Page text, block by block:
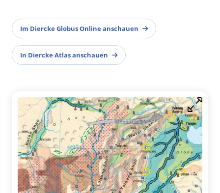
Im Diercke Globus Online anschauen
In Diercke Atlas anschauen